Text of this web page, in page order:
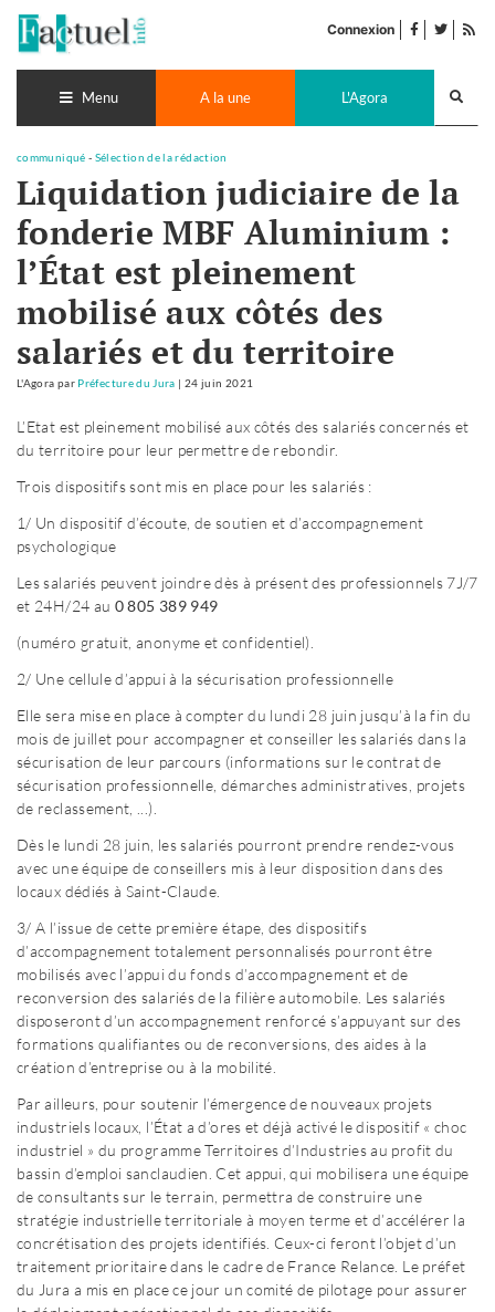
contenu
Connexion facebook
twitter
Menu A la une L'Agora
communiqué - Sélection de la rédaction
Liquidation judiciaire de la
fonderie MBF Aluminium :
l’État est pleinement
mobilisé aux côtés des
salariés et du territoire
L'Agora par Préfecture du Jura | 24 juin 2021
L’Etat est pleinement mobilisé aux côtés des salariés concernés et
du territoire pour leur permettre de rebondir.
Trois dispositifs sont mis en place pour les salariés :
1/ Un dispositif d’écoute, de soutien et d’accompagnement
psychologique
Les salariés peuvent joindre dès à présent des professionnels 7J/7
et 24H/24 au 0 805 389 949
(numéro gratuit, anonyme et confidentiel).
2/ Une cellule d’appui à la sécurisation professionnelle
Elle sera mise en place à compter du lundi 28 juin jusqu’à la fin du
mois de juillet pour accompagner et conseiller les salariés dans la
sécurisation de leur parcours (informations sur le contrat de
sécurisation professionnelle, démarches administratives, projets
de reclassement, ...).
Dès le lundi 28 juin, les salariés pourront prendre rendez-vous
avec une équipe de conseillers mis à leur disposition dans des
locaux dédiés à Saint-Claude.
3/ A l’issue de cette première étape, des dispositifs
d’accompagnement totalement personnalisés pourront être
mobilisés avec l’appui du fonds d’accompagnement et de
reconversion des salariés de la filière automobile. Les salariés
disposeront d’un accompagnement renforcé s’appuyant sur des
formations qualifiantes ou de reconversions, des aides à la
création d’entreprise ou à la mobilité.
Par ailleurs, pour soutenir l’émergence de nouveaux projets
industriels locaux, l’État a d’ores et déjà activé le dispositif « choc
industriel » du programme Territoires d’Industries au profit du
bassin d’emploi sanclaudien. Cet appui, qui mobilisera une équipe
de consultants sur le terrain, permettra de construire une
stratégie industrielle territoriale à moyen terme et d’accélérer la
concrétisation des projets identifiés. Ceux-ci feront l’objet d’un
traitement prioritaire dans le cadre de France Relance. Le préfet
du Jura a mis en place ce jour un comité de pilotage pour assurer